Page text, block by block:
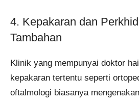
4. Kepakaran dan
Tambahan
Klinik yang mempunyai doktor
kepakaran tertentu seperti
oftalmologi biasanya